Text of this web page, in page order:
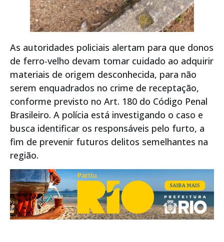
As autoridades policiais alertam para que donos
de ferro-velho devam tomar cuidado ao adquirir
materiais de origem desconhecida, para não
serem enquadrados no crime de receptação,
conforme previsto no Art. 180 do Código Penal
Brasileiro. A polícia está investigando o caso e
busca identificar os responsáveis pelo furto, a
fim de prevenir futuros delitos semelhantes na
região.